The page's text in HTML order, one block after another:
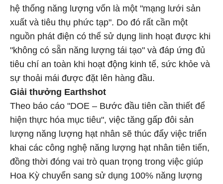
hệ thống năng lượng vốn là một "mạng lưới sản
xuất và tiêu thụ phức tạp". Do đó rất cần một
nguồn phát điện có thể sử dụng linh hoạt được khi
"không có sẵn năng lượng tái tạo" và đáp ứng đủ
tiêu chí an toàn khi hoạt động kinh tế, sức khỏe và
sự thoải mái được đặt lên hàng đầu.
Giải thưởng Earthshot
Theo báo cáo "DOE – Bước đầu tiên cần thiết để
hiện thực hóa mục tiêu", việc tăng gấp đôi sản
lượng năng lượng hạt nhân sẽ thúc đẩy việc triển
khai các công nghệ năng lượng hạt nhân tiên tiến,
đồng thời đóng vai trò quan trọng trong việc giúp
Hoa Kỳ chuyển sang sử dụng 100% năng lượng